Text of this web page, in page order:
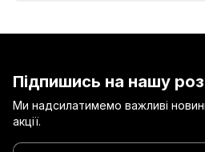
Підпишись на нашу
Ми надсилатимемо важливі
акції.